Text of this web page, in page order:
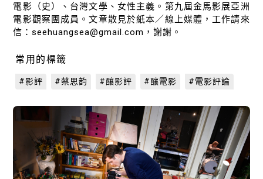
電影（史）、台灣文學、女性主義。第九屆金馬影展亞洲
電影觀察團成員。文章散見於紙本／線上媒體，工作請來
信：seehuangsea@gmail.com，謝謝。
常用的標籤
#影評 #蔡思韵 #釀影評 #釀電影 #電影評論